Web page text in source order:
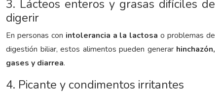
3. Lácteos enteros y grasas difíciles de
digerir
En personas con intolerancia a la lactosa o problemas de
digestión biliar, estos alimentos pueden generar hinchazón,
gases y diarrea.
4. Picante y condimentos irritantes